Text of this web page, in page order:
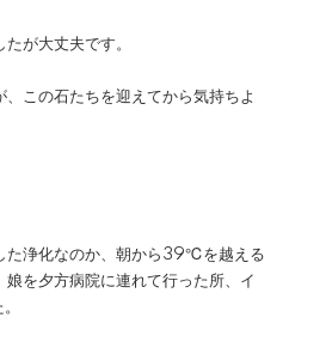
が大丈夫です。
、この石たちを迎えてから気持ちよ
た浄化なのか、朝から39℃を越える
娘を夕方病院に連れて行った所、イ